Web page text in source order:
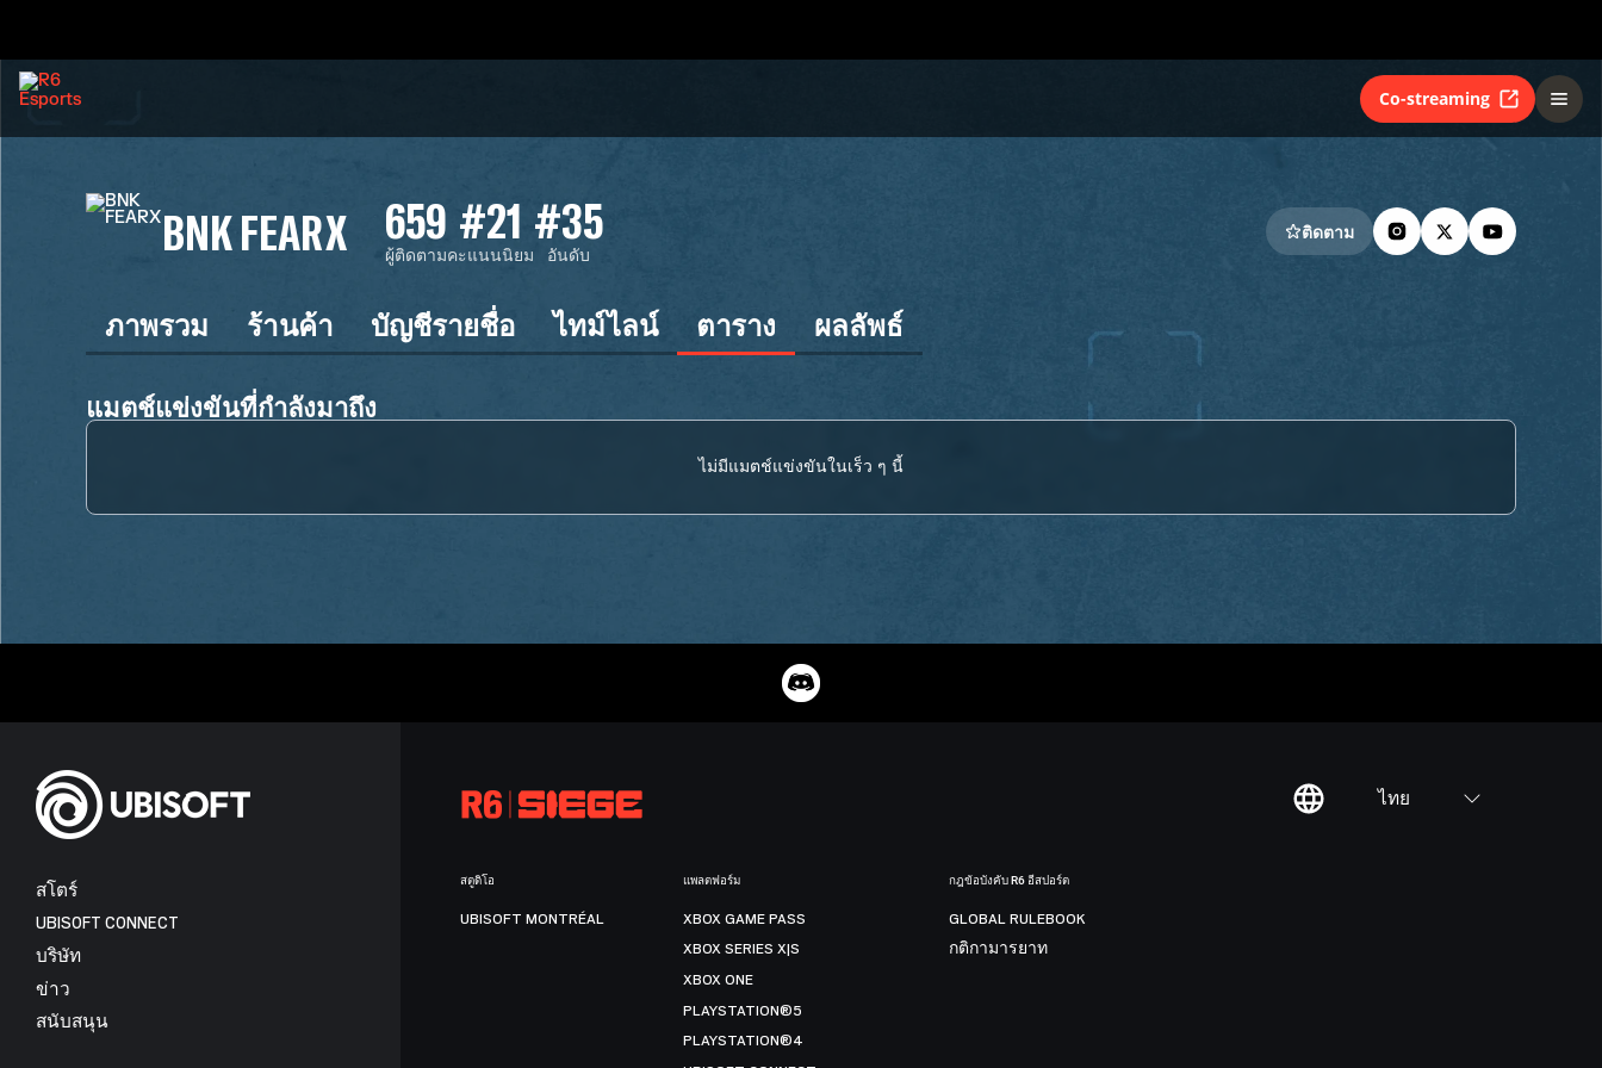
Co-streaming
BNK FEARX 659
ผู้ติดตาม
#21
คะแนนนิยม
#35
อันดับ
ติดตาม
ภาพรวม ร้านค้า บัญชีรายชื่อ ไทม์ไลน์ ตาราง ผลลัพธ์
แมตช์แข่งขันที่กำลังมาถึง
ไม่มีแมตช์แข่งขันในเร็ว ๆ นี้
ไทย
สโตร์
UBISOFT CONNECT
บริษัท
ข่าว
สนับสนุน
สตูดิโอ
UBISOFT MONTRÉAL
แพลตฟอร์ม
XBOX GAME PASS
XBOX SERIES X|S
XBOX ONE
PLAYSTATION®5
PLAYSTATION®4
กฎข้อบังคับ R6 อีสปอร์ต
GLOBAL RULEBOOK
กติกามารยาท